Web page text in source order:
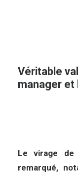
Véritable
manager et
Le virage
remarqué,